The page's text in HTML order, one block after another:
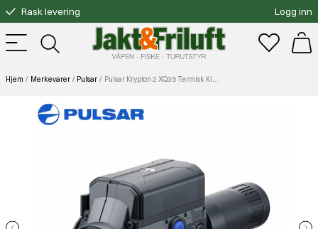
Rask levering
Gratis bytte
Fri frakt over 3000.-
Logg inn
Hjem Merkevarer Pulsar Pulsar Krypton 2 XQ35 Termisk Kikkert m/monokular